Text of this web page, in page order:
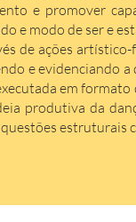
e promover
e modo de ser e
de ações
e evidenciando
em
produtiva da